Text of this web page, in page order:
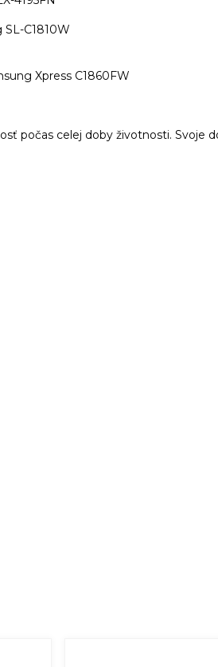
SL-C1810W
Xpress C1860FW
počas celej doby životnosti. Svoje